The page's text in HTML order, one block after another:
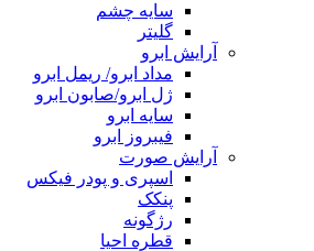
سایه چشم
گلیتر
آرایش ابرو
مداد ابرو/ ریمل ابرو
ژل ابرو/صابون ابرو
سایه ابرو
فیبروز ابرو
آرایش صورت
اسپری و پودر فیکس
پنکک
رژگونه
قطره احیا